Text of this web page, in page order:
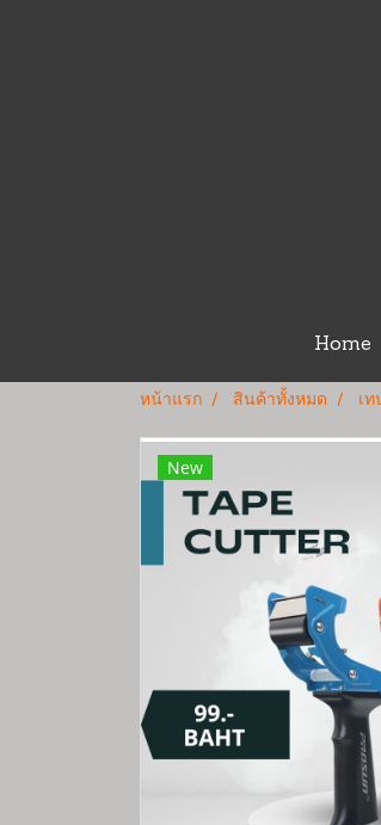
Home
หน้าแรก สินค้าทั้งหมด เท
New